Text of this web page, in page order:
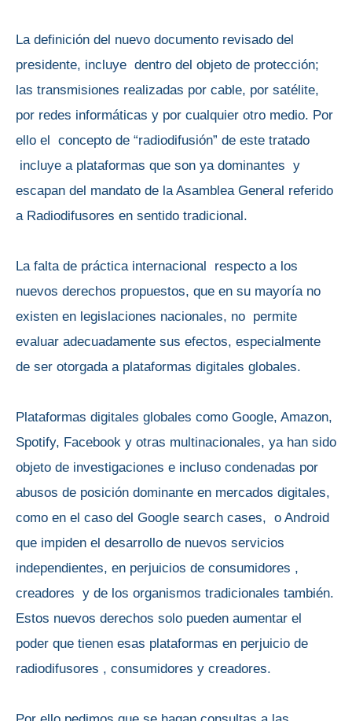
La definición del nuevo documento revisado del
presidente, incluye dentro del objeto de protección;
las transmisiones realizadas por cable, por satélite,
por redes informáticas y por cualquier otro medio. Por
ello el concepto de “radiodifusión” de este tratado
incluye a plataformas que son ya dominantes y
escapan del mandato de la Asamblea General referido
a Radiodifusores en sentido tradicional.
La falta de práctica internacional respecto a los
nuevos derechos propuestos, que en su mayoría no
existen en legislaciones nacionales, no permite
evaluar adecuadamente sus efectos, especialmente
de ser otorgada a plataformas digitales globales.
Plataformas digitales globales como Google, Amazon,
Spotify, Facebook y otras multinacionales, ya han sido
objeto de investigaciones e incluso condenadas por
abusos de posición dominante en mercados digitales,
como en el caso del Google search cases, o Android
que impiden el desarrollo de nuevos servicios
independientes, en perjuicios de consumidores ,
creadores y de los organismos tradicionales también.
Estos nuevos derechos solo pueden aumentar el
poder que tienen esas plataformas en perjuicio de
radiodifusores , consumidores y creadores.